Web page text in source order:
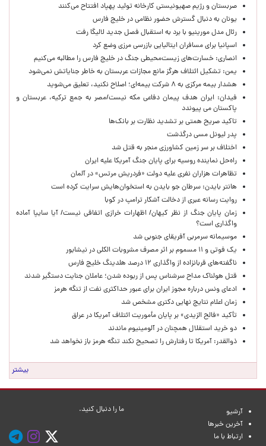
صربستان و رژیم صهیونیستی کارخانه تولید پهپاد افتتاح می‌کنند
یونان به دنبال گسترش حضور نظامی در خلیج فارس
رئال مدل مورینیو با برد به استقبال فصل جدید لالیگا رفت
اسپانیا برای مسافران ایتالیایی بازرسی مرزی وضع کرد
انصاری: خسارت‌های زیست‌محیطی جنگ در خلیج فارس را مطالبه‌ می‌کنیم
یمن: تشکیل ائتلاف هرگز مانع مجازات عربستان به خاطر جنایاتش نمی‌شود
هشدار بیمه مرکزی به ۸ شرکت بیمه‌ای؛ اصلاح نکنید، تعلیق می‌شوید
فیدان: ایران هدف پیمان دفاعی مکه نیست/مصر به جمع ترکیه، عربستان و
پاکستان می پیوندد
تاکید صریح همتی بر تشدید نظارت بر بانک‌ها
پدر لیونل مسی درگذشت
اختلاف بر سر زمین کشاورزی منجر به قتل شد
راه‌حل نماینده روسیه برای پایان جنگ آمریکا علیه ایران
تظاهرات هزاران نفری علیه دولت «فردریش مرتس» در آلمان
هانتر بایدن: سرطان جو بایدن به استخوان‌هایش سرایت کرده است
روایت رسانه عبری از دخالت آشکار ترامپ در کوبا
زمان پایان جنگ از نظر کیهان/ اظهارات خرازی اتفاقی نیست/ آیا سایپا آماده
واگذاری است؟
موسیمانه سرمربی آفریقای جنوبی شد
یک فوتی و ۱۱ مسموم بر اثر مصرف مشروبات الکلی در نیشابور
ناگفته‌های قربانزاده از واگذاری ۱۲ درصد هلدینگ خلیج فارس
قتل هولناک مداح سرشناس پس از ربوده شدن؛ عاملان جنایت دستگیر شدند
ادعای ونس درباره مجوز ایران برای عبور حداکثری نفت از تنگه هرمز
زمان اعلام نتایج نهایی دکتری مشخص شد
تأکید «فالح الزیدی» بر پایان مأموریت ائتلاف آمریکا در عراق
دو خرید استقلال همچنان در آلومینیوم ماندند
ذوالقدر: آمریکا تا رفتارش را تصحیح نکند تنگه هرمز باز نخواهد شد
بیشتر
آرشیو
آخرین خبرها
ارتباط با ما
ما را دنبال کنید.